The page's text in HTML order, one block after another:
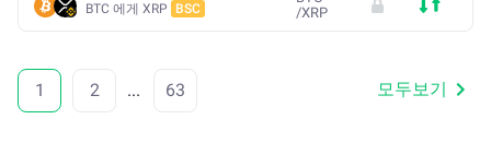
BTC 에게 XRP BSC
/XRP
1 2 ... 63 모두보기